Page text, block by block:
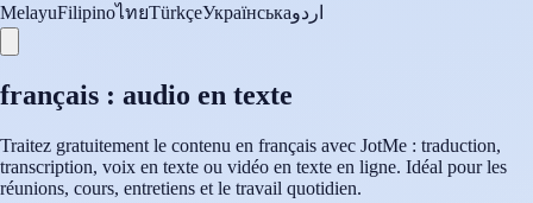
MelayuFilipinoไทยTürkçeУкраїнськаاردو
français : audio en texte
Traitez gratuitement le contenu en français avec JotMe : traduction,
transcription, voix en texte ou vidéo en texte en ligne. Idéal pour les
réunions, cours, entretiens et le travail quotidien.